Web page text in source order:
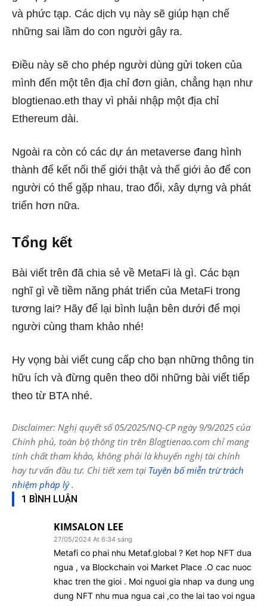
và phức tạp. Các dịch vụ này sẽ giúp hạn chế
những sai lầm do con người gây ra.
Điều này sẽ cho phép người dùng gửi token của
mình đến một tên địa chỉ đơn giản, chẳng hạn như
blogtienao.eth thay vì phải nhập một địa chỉ
Ethereum dài.
Ngoài ra còn có các dự án metaverse đang hình
thành để kết nối thế giới thật và thế giới ảo để con
người có thể gặp nhau, trao đổi, xây dựng và phát
triển hơn nữa.
Tổng kết
Bài viết trên đã chia sẻ về MetaFi là gì. Các bạn
nghĩ gì về tiềm năng phát triển của MetaFi trong
tương lai? Hãy để lại bình luận bên dưới để mọi
người cùng tham khảo nhé!
Hy vọng bài viết cung cấp cho bạn những thông tin
hữu ích và đừng quên theo dõi những bài viết tiếp
theo từ BTA nhé.
Disclaimer: Nghị quyết số 05/2025/NQ-CP ngày 9/9/2025 của
Chính phủ, toàn bộ thông tin trên Blogtienao.com chỉ mang
tính chất tham khảo, không phải là khuyến nghị tài chính
hay tư vấn đầu tư. Chi tiết xem tại Tuyên bố miễn trừ trách
nhiệm pháp lý.
1 BÌNH LUẬN
KIMSALON LEE
27/05/2024 At 6:34 sáng
Metafi co phai nhu Metaf.global ? Ket hop NFT dua
ngua , va Blockchain voi Market Place .O cac nuoc
khac tren the gioi . Moi nguoi gia nhap va dung ung
dung NFT nhu mua ngua cai ,co the lai tao voi ngua